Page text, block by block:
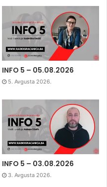
INFO 5 – 05.08.2026
5. Avgusta 2026.
INFO 5 – 03.08.2026
3. Avgusta 2026.